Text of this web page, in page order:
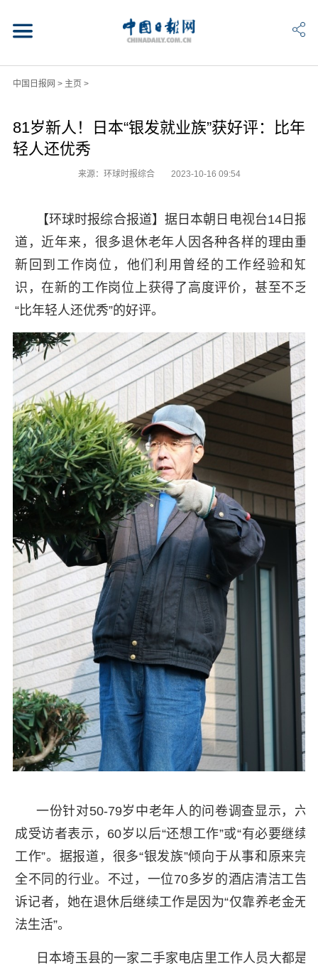
中国日报网 > 主页>
81岁新人！日本“银发就业族”获好评：比年
轻人还优秀
来源：环球时报综合 2023-10-16 09:54
【环球时报综合报道】据日本朝日电视台14日报
道，近年来，很多退休老年人因各种各样的理由重
新回到工作岗位，他们利用曾经的工作经验和知
识，在新的工作岗位上获得了高度评价，甚至不乏
“比年轻人还优秀”的好评。
一份针对50-79岁中老年人的问卷调查显示，六
成受访者表示，60岁以后“还想工作”或“有必要继续
工作”。据报道，很多“银发族”倾向于从事和原来完
全不同的行业。不过，一位70多岁的酒店清洁工告
诉记者，她在退休后继续工作是因为“仅靠养老金无
法生活”。
日本埼玉县的一家二手家电店里工作人员大都是